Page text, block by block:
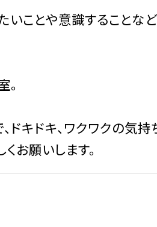
ことや意識することな
ドキドキ、ワクワクの気
お願いします。